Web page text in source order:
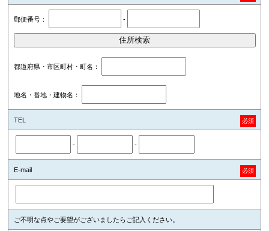
郵便番号： -
都道府県・市区町村・町名：
地名・番地・建物名：
TEL 必須
- -
E-mail 必須
ご不明な点やご要望がございましたらご記入ください。